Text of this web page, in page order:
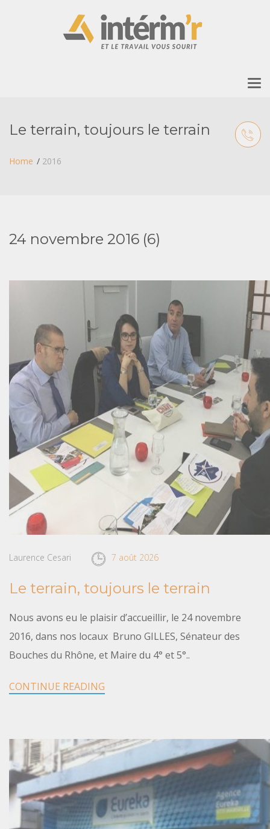
Le terrain, toujours le terrain
Home 2016
24 novembre 2016 (6)
Laurence Cesari 7 août 2026
Le terrain, toujours le terrain
Nous avons eu le plaisir d’accueillir, le 24 novembre
2016, dans nos locaux Bruno GILLES, Sénateur des
Bouches du Rhône, et Maire du 4° et 5°..
CONTINUE READING